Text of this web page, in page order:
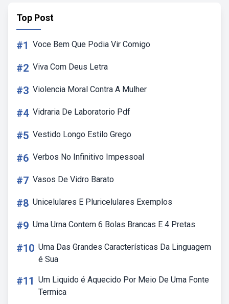
Top Post
#1 Voce Bem Que Podia Vir Comigo
#2 Viva Com Deus Letra
#3 Violencia Moral Contra A Mulher
#4 Vidraria De Laboratorio Pdf
#5 Vestido Longo Estilo Grego
#6 Verbos No Infinitivo Impessoal
#7 Vasos De Vidro Barato
#8 Unicelulares E Pluricelulares Exemplos
#9 Uma Urna Contem 6 Bolas Brancas E 4 Pretas
#10 Uma Das Grandes Características Da Linguagem
é Sua
#11 Um Liquido é Aquecido Por Meio De Uma Fonte
Termica